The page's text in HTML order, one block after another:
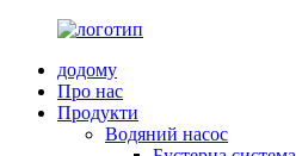
додому
Про нас
Продукти
Водяний насос